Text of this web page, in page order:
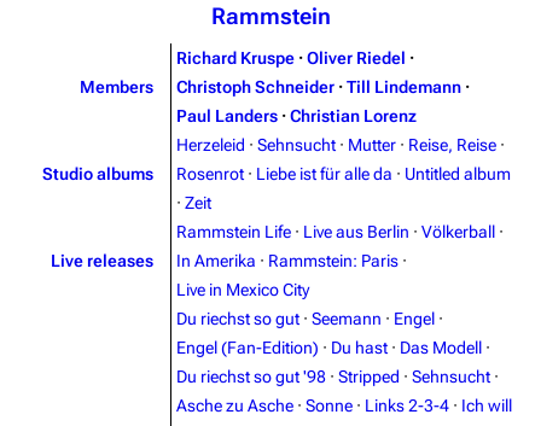
Rammstein
Members
Richard Kruspe · Oliver Riedel ·
Christoph Schneider · Till Lindemann ·
Paul Landers · Christian Lorenz
Studio albums
Herzeleid · Sehnsucht · Mutter · Reise, Reise ·
Rosenrot · Liebe ist für alle da · Untitled album
· Zeit
Live releases
Rammstein Life · Live aus Berlin · Völkerball ·
In Amerika · Rammstein: Paris ·
Live in Mexico City
Du riechst so gut · Seemann · Engel ·
Engel (Fan-Edition) · Du hast · Das Modell ·
Du riechst so gut '98 · Stripped · Sehnsucht ·
Asche zu Asche · Sonne · Links 2-3-4 · Ich will